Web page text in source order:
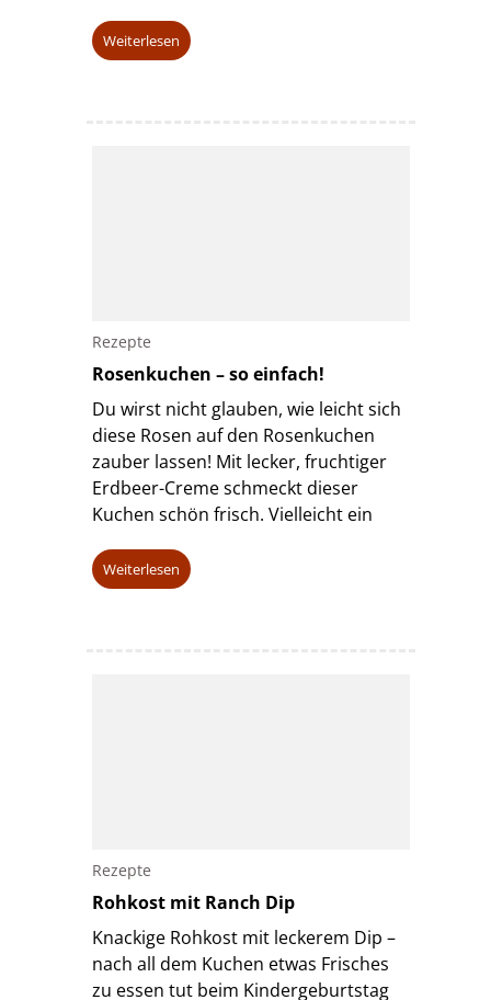
Weiterlesen
Rezepte
Rosenkuchen – so einfach!
Du wirst nicht glauben, wie leicht sich
diese Rosen auf den Rosenkuchen
zauber lassen! Mit lecker, fruchtiger
Erdbeer-Creme schmeckt dieser
Kuchen schön frisch. Vielleicht ein
Weiterlesen
Rezepte
Rohkost mit Ranch Dip
Knackige Rohkost mit leckerem Dip –
nach all dem Kuchen etwas Frisches
zu essen tut beim Kindergeburtstag